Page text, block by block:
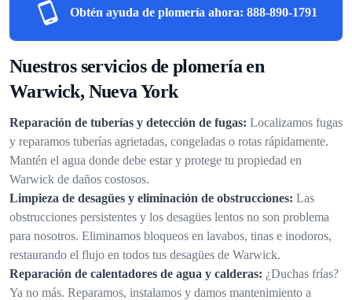
Obtén ayuda de plomería ahora: 888-890-1791
Nuestros servicios de plomería en
Warwick, Nueva York
Reparación de tuberías y detección de fugas: Localizamos fugas
y reparamos tuberías agrietadas, congeladas o rotas rápidamente.
Mantén el agua donde debe estar y protege tu propiedad en
Warwick de daños costosos.
Limpieza de desagües y eliminación de obstrucciones: Las
obstrucciones persistentes y los desagües lentos no son problema
para nosotros. Eliminamos bloqueos en lavabos, tinas e inodoros,
restaurando el flujo en todos tus desagües de Warwick.
Reparación de calentadores de agua y calderas: ¿Duchas frías?
Ya no más. Reparamos, instalamos y damos mantenimiento a